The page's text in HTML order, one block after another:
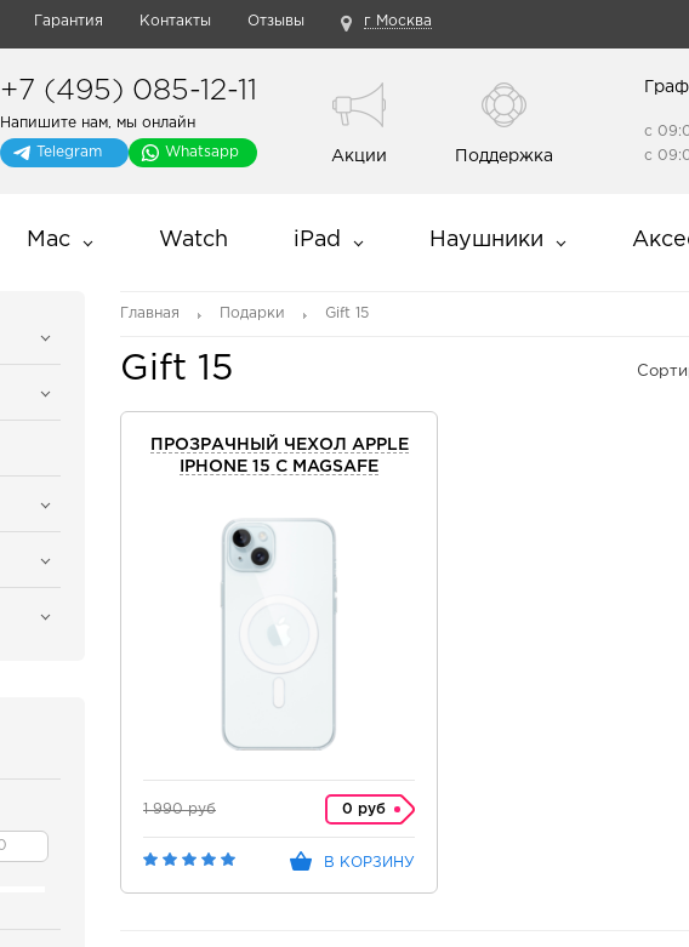
Гарантия Контакты Отзывы г Москва
+7 (495) 085-12-11
Напишите нам, мы онлайн
Telegram Whatsapp Акции Поддержка
с
с
Mac Watch iPad Наушники
Главная Подарки Gift 15
Gift 15
ПРОЗРАЧНЫЙ ЧЕХОЛ APPLE
IPHONE 15 C MAGSAFE
1 990 руб 0 руб
В КОРЗИНУ